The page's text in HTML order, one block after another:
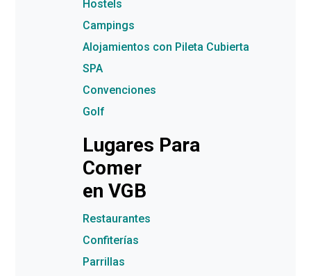
Hostels
Campings
Alojamientos con Pileta Cubierta
SPA
Convenciones
Golf
Lugares Para
Comer
en VGB
Restaurantes
Confiterías
Parrillas